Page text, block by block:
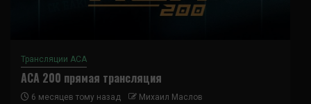
Трансляции ACA
ACA 200 прямая трансляция
6 месяцев тому назад Михаил Маслов